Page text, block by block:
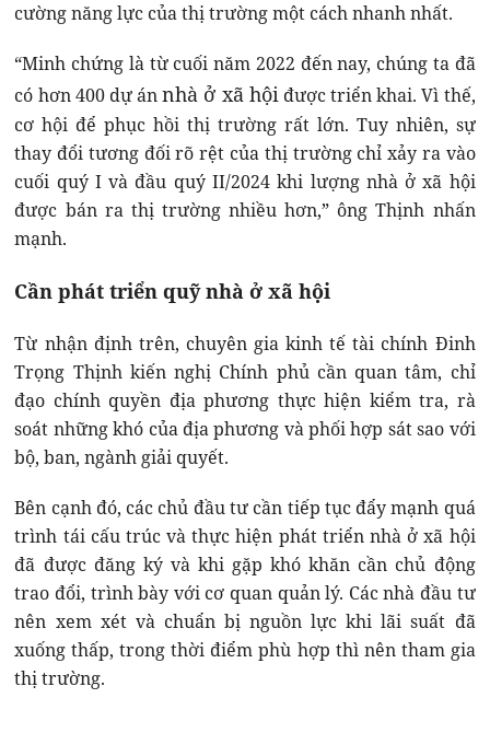
cường năng lực của thị trường một cách nhanh nhất.
“Minh chứng là từ cuối năm 2022 đến nay, chúng ta đã
có hơn 400 dự ánnhà ở xã hộiđược triển khai. Vì thế,
cơ hội để phục hồi thị trường rất lớn. Tuy nhiên, sự
thay đổi tương đối rõ rệt của thị trường chỉ xảy ra vào
cuối quý I và đầu quý II/2024 khi lượng nhà ở xã hội
được bán ra thị trường nhiều hơn,” ông Thịnh nhấn
mạnh.
Cần phát triển quỹ nhà ở xã hội
Từ nhận định trên, chuyên gia kinh tế tài chính Đinh
Trọng Thịnh kiến nghị Chính phủ cần quan tâm, chỉ
đạo chính quyền địa phương thực hiện kiểm tra, rà
soát những khó của địa phương và phối hợp sát sao với
bộ, ban, ngành giải quyết.
Bên cạnh đó, các chủ đầu tư cần tiếp tục đẩy mạnh quá
trình tái cấu trúc và thực hiện phát triển nhà ở xã hội
đã được đăng ký và khi gặp khó khăn cần chủ động
trao đổi, trình bày với cơ quan quản lý. Các nhà đầu tư
nên xem xét và chuẩn bị nguồn lực khi lãi suất đã
xuống thấp, trong thời điểm phù hợp thì nên tham gia
thị trường.